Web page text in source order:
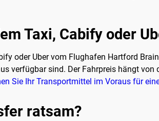
Taxi, Cabify oder
oder Uber vom Flughafen Hartford
verfügbar sind. Der Fahrpreis hängt
Sie Ihr Transportmittel im Voraus für
ratsam?